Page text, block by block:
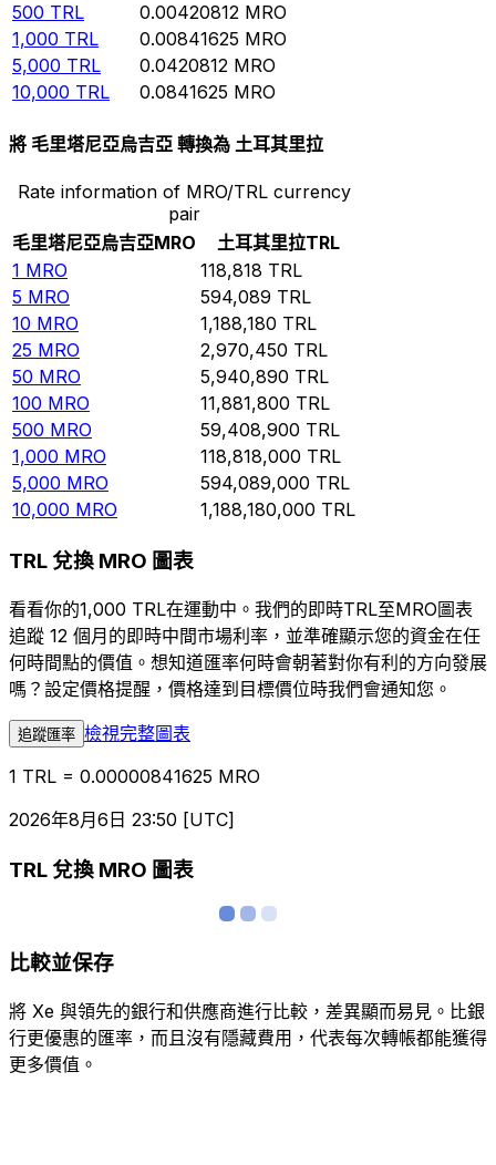
500 TRL 0.00420812 MRO
1,000 TRL 0.00841625 MRO
5,000 TRL 0.0420812 MRO
10,000 TRL 0.0841625 MRO
將 毛里塔尼亞烏吉亞 轉換為 土耳其里拉
Rate information of MRO/TRL currency
pair
毛里塔尼亞烏吉亞MRO 土耳其里拉TRL
1 MRO 118,818 TRL
5 MRO 594,089 TRL
10 MRO 1,188,180 TRL
25 MRO 2,970,450 TRL
50 MRO 5,940,890 TRL
100 MRO 11,881,800 TRL
500 MRO 59,408,900 TRL
1,000 MRO 118,818,000 TRL
5,000 MRO 594,089,000 TRL
10,000 MRO 1,188,180,000 TRL
TRL 兌換 MRO 圖表
看看你的1,000 TRL在運動中。我們的即時TRL至MRO圖表
追蹤 12 個月的即時中間市場利率，並準確顯示您的資金在任
何時間點的價值。想知道匯率何時會朝著對你有利的方向發展
嗎？設定價格提醒，價格達到目標價位時我們會通知您。
追蹤匯率 檢視完整圖表
1 TRL = 0.00000841625 MRO
2026年8月6日 23:50 [UTC]
TRL 兌換 MRO 圖表
比較並保存
將 Xe 與領先的銀行和供應商進行比較，差異顯而易見。比銀
行更優惠的匯率，而且沒有隱藏費用，代表每次轉帳都能獲得
更多價值。